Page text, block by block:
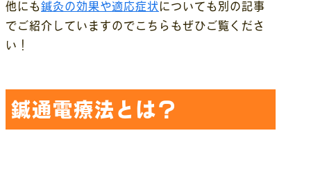
他にも鍼灸の効果や適応症状についても別の記事
でご紹介していますのでこちらもぜひご覧くださ
い！
鍼通電療法とは？